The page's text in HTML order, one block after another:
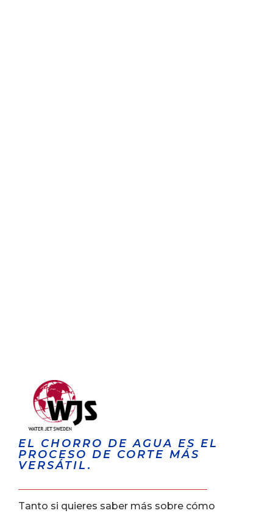
EL CHORRO DE AGUA ES EL
PROCESO DE CORTE MÁS
VERSÁTIL.
Tanto si quieres saber más sobre cómo